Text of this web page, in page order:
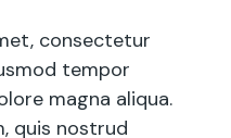
consectetur
tempor
magna aliqua.
quis nostrud